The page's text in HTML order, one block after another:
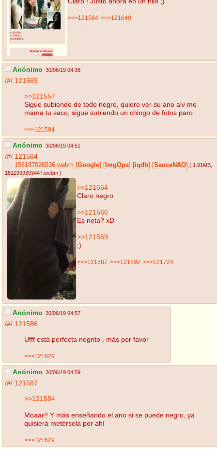
>>>121584 >>>121640
Anónimo 30/06/19 04:38
/#/ 121569
>>121557
Sigue subiendo de todo negro, quiero ver su ano alv me
mama tu saco, sigue subiendo un chingo de fotos paro
>>>121584
Anónimo 30/06/19 04:51
/#/ 121584
156187026536.webm Google ImgOps iqdb SauceNAO ( 1.91MB
1512999393447.webm )
>>121564
Claro negro
>>121566
Es neta? xD
>>121569
;)
>>>121587 >>>121592 >>>121724
Anónimo 30/06/19 04:57
/#/ 121586
Ufff está perfecta negrito , más por favor
>>>121629
Anónimo 30/06/19 04:59
/#/ 121587
>>121584
Moaar!! Y más enseñando el ano si se puede negro, ya
quisiera metérsela por ahí
>>>121629